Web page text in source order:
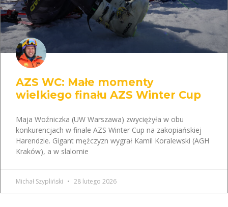
AZS WC: Małe momenty
wielkiego finału AZS Winter Cup
Maja Woźniczka (UW Warszawa) zwyciężyła w obu
konkurencjach w finale AZS Winter Cup na zakopiańskiej
Harendzie. Gigant mężczyzn wygrał Kamil Koralewski (AGH
Kraków), a w slalomie
Michał Szypliński 28 lutego 2026